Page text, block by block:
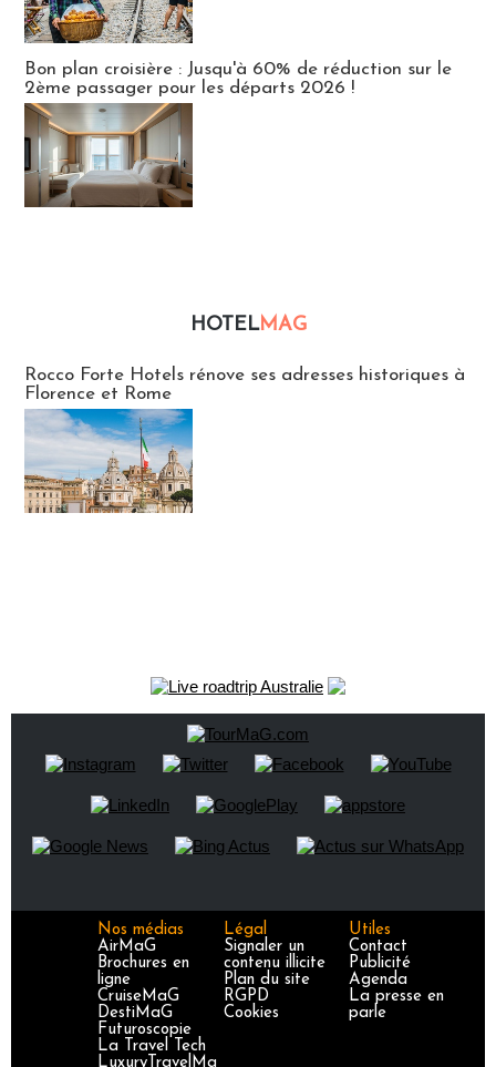
Bon plan croisière : Jusqu'à 60% de réduction sur le
2ème passager pour les départs 2026 !
HOTELMAG
Rocco Forte Hotels rénove ses adresses historiques à
Florence et Rome
Nos médias
AirMaG
Brochures en
ligne
CruiseMaG
DestiMaG
Futuroscopie
La Travel Tech
LuxuryTravelMa
Légal
Signaler un
contenu illicite
Plan du site
RGPD
Cookies
Utiles
Contact
Publicité
Agenda
La presse en
parle